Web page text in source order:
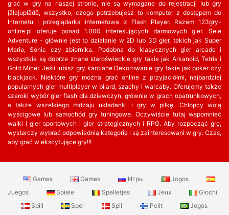
grać w gry na naszej stronie, nie są wymagane do rejestracji lub gry
jālejuplādē, wszystko, czego potrzebujesz to komputer z dostępem do
Internetu i przeglądarka internetowa z Flash Player. Razem 123gry-
online.pl oferuje ponad 1.000 interesujących darmowych gier. Sele
Adventure - głównie jest to działanie w 2D lub 3D gier, takich jak Super
Mario, Sonic czy zbiornika. Podobna do klasycznych gier arcade i
wszystkie są dobrze znane staroświeckie gry takie jak Arkanoid, Tetris i
Gold Miner. Jeśli lubisz gry karciane Dekorowanie gry takie jak poker czy
blackjack. Niektóre gry można grać online z przyjaciółmi, najbardziej
popularnych gier multiplayer w bilard, szachy i warcaby. Oferujemy także
szeroki wybór gier flash dla dziewczyn, głównie w grach opatrunkowych,
a także wszelkiego rodzaju układanki i gry w piłkę. Chłopcy wolą
wyścigowe lub samochód gry tuningowe. Oczywiście tutaj wspomnieć
walki i gier sportowych i gier strategicznych i RPG. Aby rozpocząć grę,
wystarczy wybrać odpowiednią kategorię i są zainteresowani w gry. Czas,
aby grać w ekscytujące gry!!!
Games Games Игры
Jogos
Juegos
Spiele Spelletjes Jeux
Giochi
Spill
Spel Spil Pelit Jogos